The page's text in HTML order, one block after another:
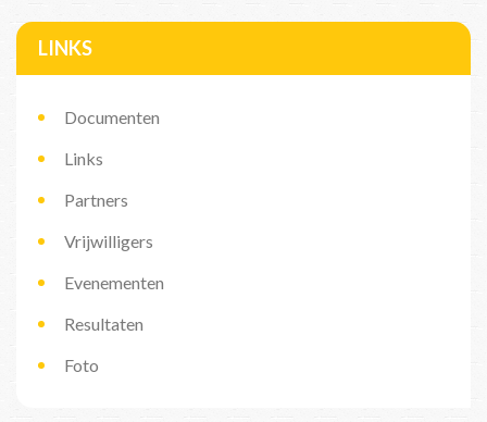
LINKS
Documenten
Links
Partners
Vrijwilligers
Evenementen
Resultaten
Foto